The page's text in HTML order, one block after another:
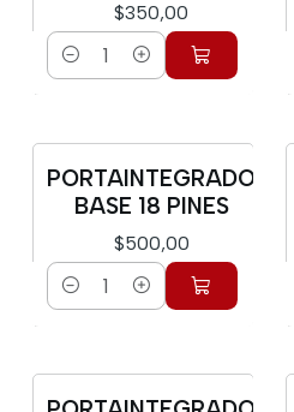
$350,00
Cantidad
PORTAINTEGRADO
BASE 18 PINES
$500,00
Cantidad